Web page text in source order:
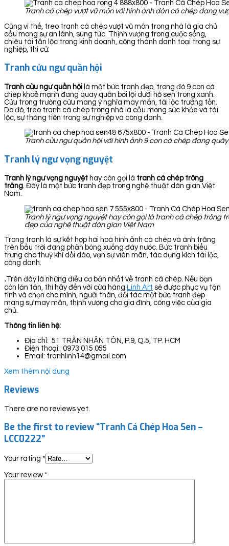
Tranh cá chép vượt vũ môn với hình ảnh đàn cá chép đang
Cũng vì thế, treo tranh cá chép vượt vũ môn trong nhà là gia chủ
cầu mong sự an lành, sung túc. Thịnh vượng trong cuộc sống,
chiêu tài tấn lộc trong kinh doanh, công thành danh toại trong sự
nghiệp, thi cử.
Tranh cửu ngư quần hội
Tranh cửu ngư quần hội là một bức tranh đẹp, trong đó 9 con cá
chép khoẻ mạnh đang quay quần bơi lội dưới hồ sen trong xanh.
Cửu trong trường cửu mang ý nghĩa may mắn, tài lộc trường tồn.
Do đó, treo tranh cá chép trong nhà là cầu mong sức khỏe và tài
lộc, sự thăng tiến trong sự nghiệp và công danh.
Tranh cửu ngư quần hội với hình ảnh 9 con cá chép đang
Tranh lý ngư vọng nguyệt
Tranh lý ngư vọng nguyệt hay còn gọi là tranh cá chép trông
trăng . Đây là một bức tranh đẹp trong nghệ thuật dân gian Việt
Nam.
Tranh lý ngư vọng nguyệt hay còn gọi là tranh cá chép trông
đẹp của nghệ thuật dân gian Việt Nam
Trong tranh là sự kết hợp hài hoà hình ảnh cá chép và ánh trăng
trên bầu trời đang phản bóng xuống đáy nước. Bức tranh biểu
trưng cho thuỷ khí dồi dào, vạn sự viên mãn, tác dụng kích tài lộc,
công danh.
.Trên đây là những điều cơ bản nhất về tranh cá chép. Nếu bạn
còn lăn tăn, thì hãy đến với cửa hàng Linh Art sẽ được phục vụ tận
tình và chọn cho mình, người thân, đối tác một bức tranh đẹp
mang sự may mắn, thịnh vượng cho gia đình, công việc của gia
chủ.
Thông tin liên hệ:
Địa chỉ: 51 TRẦN NHÂN TÔN, P.9, Q.5, TP. HCM
Điện thoại: 0973 015 055
Email: tranhlinh14@gmail.com
Xem thêm nội dung
Reviews
There are no reviews yet.
Be the first to review “Tranh Cá Chép Hoa Sen –
LCC0222”
Your rating *
Your review *